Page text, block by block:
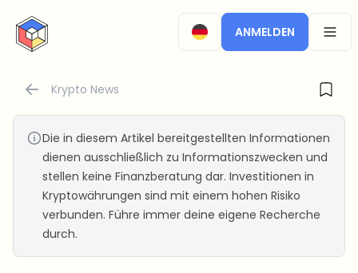
CryptoTicker
ANMELDEN
Krypto News
Die in diesem Artikel bereitgestellten Informationen
dienen ausschließlich zu Informationszwecken und
stellen keine Finanzberatung dar. Investitionen in
Kryptowährungen sind mit einem hohen Risiko
verbunden. Führe immer deine eigene Recherche
durch.